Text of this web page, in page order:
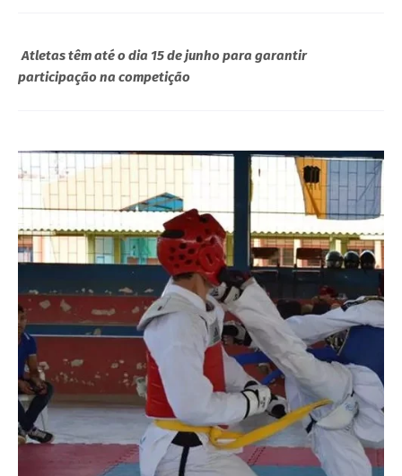
Atletas têm até o dia 15 de junho para garantir
participação na competição